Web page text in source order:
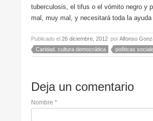
tuberculosis, el tifus o el vómito negro y
mal, muy mal, y necesitará toda la
Publicado el 26 diciembre, 2012 porAlfonso
Caridad. cultura democrática
políticas
Deja un comentario
Nombre *